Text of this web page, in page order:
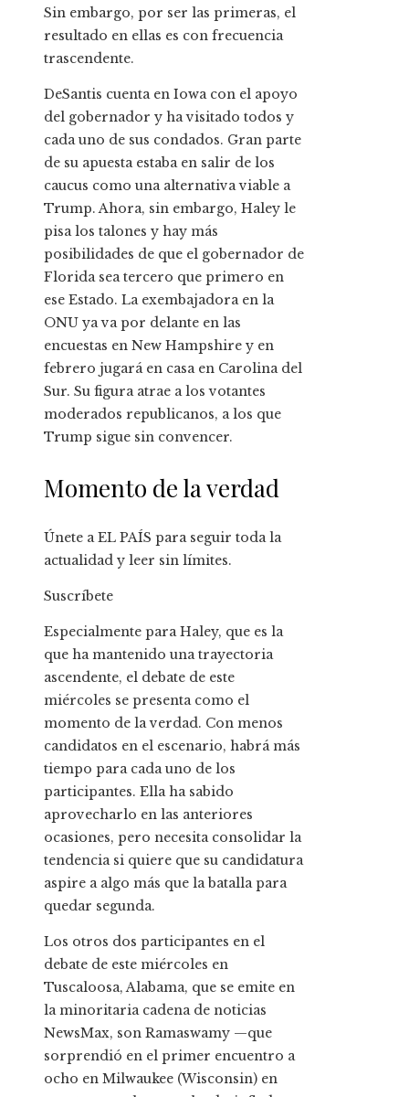
Sin embargo, por ser las primeras, el
resultado en ellas es con frecuencia
trascendente.
DeSantis cuenta en Iowa con el apoyo
del gobernador y ha visitado todos y
cada uno de sus condados. Gran parte
de su apuesta estaba en salir de los
caucus como una alternativa viable a
Trump. Ahora, sin embargo, Haley le
pisa los talones y hay más
posibilidades de que el gobernador de
Florida sea tercero que primero en
ese Estado. La exembajadora en la
ONU ya va por delante en las
encuestas en New Hampshire y en
febrero jugará en casa en Carolina del
Sur. Su figura atrae a los votantes
moderados republicanos, a los que
Trump sigue sin convencer.
Momento de la verdad
Únete a EL PAÍS para seguir toda la
actualidad y leer sin límites.
Suscríbete
Especialmente para Haley, que es la
que ha mantenido una trayectoria
ascendente, el debate de este
miércoles se presenta como el
momento de la verdad. Con menos
candidatos en el escenario, habrá más
tiempo para cada uno de los
participantes. Ella ha sabido
aprovecharlo en las anteriores
ocasiones, pero necesita consolidar la
tendencia si quiere que su candidatura
aspire a algo más que la batalla para
quedar segunda.
Los otros dos participantes en el
debate de este miércoles en
Tuscaloosa, Alabama, que se emite en
la minoritaria cadena de noticias
NewsMax, son Ramaswamy —que
sorprendió en el primer encuentro a
ocho en Milwaukee (Wisconsin) en